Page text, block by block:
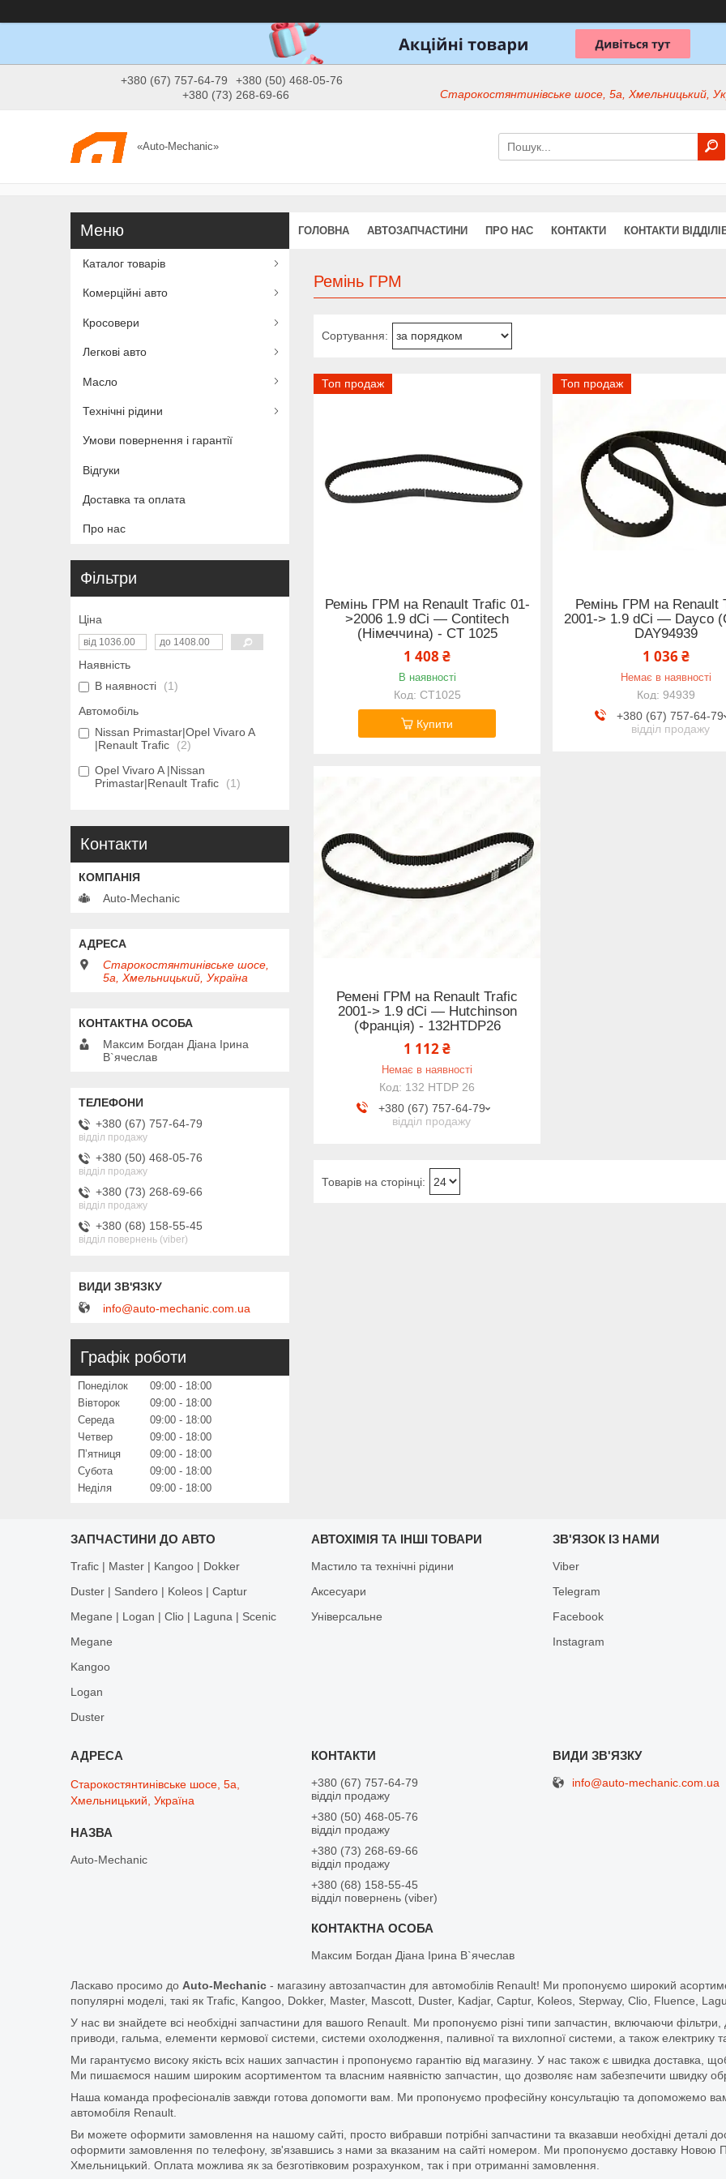
+380 (67) 757-64-79
+380 (50) 468-05-76
+380 (73) 268-69-66
Старокостянтинівське шосе, 5а, Хмельницький,
«Auto-Mechanic»
ГОЛОВНА АВТОЗАПЧАСТИНИ ПРО НАС КОНТАКТИ КОНТАКТИ
Ремінь ГРМ
Топ продаж
Ремінь ГРМ на Renault Trafic 01-
>2006 1.9 dCi — Contitech
(Німеччина) - CT 1025
1 408 ₴
В наявності
CT1025
Купити
Топ продаж
Ремінь ГРМ на Renault
2001-> 1.9 dCi — Dayco
DAY94939
1 036 ₴
Немає в наявності
94939
+380 (67) 757-64-79
відділ продажу
Ремені ГРМ на Renault Trafic
2001-> 1.9 dCi — Hutchinson
(Франція) - 132HTDP26
1 112 ₴
Немає в наявності
132 HTDP 26
+380 (67) 757-64-79
відділ продажу
Каталог товарів
Комерційні авто
Кросовери
Легкові авто
Масло
Технічні рідини
Умови повернення і гарантії
Відгуки
Доставка та оплата
Про нас
Фільтри
Ціна
Наявність
В наявності
1
Автомобіль
Nissan Primastar|Opel Vivaro A
|Renault Trafic
2
Opel Vivaro A |Nissan
Primastar|Renault Trafic
1
Контакти
Auto-Mechanic
Старокостянтинівське шосе,
5а, Хмельницький, Україна
Максим Богдан Діана Ірина
В`ячеслав
+380 (67) 757-64-79
відділ продажу
+380 (50) 468-05-76
відділ продажу
+380 (73) 268-69-66
відділ продажу
+380 (68) 158-55-45
відділ повернень (viber)
info@auto-mechanic.com.ua
Графік роботи
Понеділок 09:00
18:00
Вівторок
09:00
18:00
Середа
09:00
18:00
Четвер
09:00
18:00
Пʼятниця
09:00
18:00
Субота
09:00
18:00
Неділя
09:00 18:00
ЗАПЧАСТИНИ ДО АВТО
Trafic | Master | Kangoo | Dokker
Duster | Sandero | Koleos | Captur
Megane | Logan | Clio | Laguna | Scenic
Megane
Kangoo
Logan
Duster
АВТОХІМІЯ ТА ІНШІ ТОВАРИ
Мастило та технічні рідини
Аксесуари
Універсальне
ЗВ'ЯЗОК ІЗ НАМИ
Viber
Telegram
Facebook
Іnstagram
Старокостянтинівське шосе, 5а,
Хмельницький, Україна
Auto-Mechanic
+380 (67) 757-64-79
відділ продажу
+380 (50) 468-05-76
відділ продажу
+380 (73) 268-69-66
відділ продажу
+380 (68) 158-55-45
відділ повернень (viber)
Максим Богдан Діана Ірина В`ячеслав
info@auto-mechanic.com.ua
Ласкаво просимо до Auto-Mechanic - магазину автозапчастин для автомобілів Renault! Ми пропонуємо широкий
популярні моделі, такі як Trafic, Kangoo, Dokker, Master, Mascott, Duster, Kadjar, Captur, Koleos, Stepway, Clio, Fluence,
У нас ви знайдете всі необхідні запчастини для вашого Renault. Ми пропонуємо різні типи запчастин, включаючи фільтри,
приводи, гальма, елементи кермової системи, системи охолодження, паливної та вихлопної системи, а також електрику та
Ми гарантуємо високу якість всіх наших запчастин і пропонуємо гарантію від магазину. У нас також є швидка доставка,
Ми пишаємося нашим широким асортиментом та власним наявністю запчастин, що дозволяє нам забезпечити швидку
Наша команда професіоналів завжди готова допомогти вам. Ми пропонуємо професійну консультацію та допоможемо
автомобіля Renault.
Ви можете оформити замовлення на нашому сайті, просто вибравши потрібні запчастини та вказавши необхідні деталі
оформити замовлення по телефону, зв'язавшись з нами за вказаним на сайті номером. Ми пропонуємо доставку Новою
Хмельницький. Оплата можлива як за безготівковим розрахунком, так і при отриманні замовлення.